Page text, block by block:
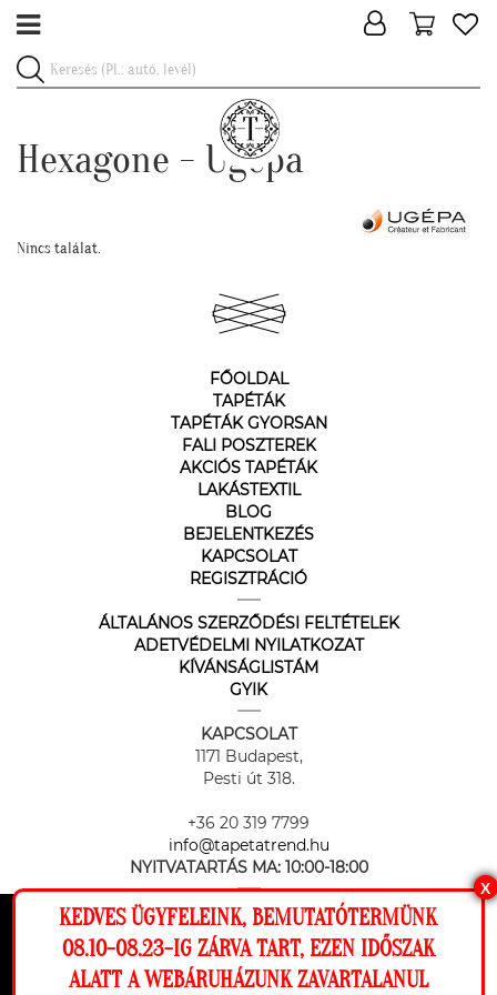
Ez a weboldal cookie-kat használ, hogy a
lehető legjobb élményt nyújtsa honlapunkon.
Hexagone - Ugepa
Nincs találat.
FŐOLDAL
TAPÉTÁK
TAPÉTÁK GYORSAN
FALI POSZTEREK
AKCIÓS TAPÉTÁK
LAKÁSTEXTIL
BLOG
BEJELENTKEZÉS
KAPCSOLAT
REGISZTRÁCIÓ
ÁLTALÁNOS SZERZŐDÉSI FELTÉTELEK
ADETVÉDELMI NYILATKOZAT
KÍVÁNSÁGLISTÁM
GYIK
KAPCSOLAT
1171 Budapest,
Pesti út 318.
+36 20 319 7799
info@tapetatrend.hu
NYITVATARTÁS MA: 10:00-18:00
X
KEDVES ÜGYFELEINK, BEMUTATÓTERMÜNK
08.10-08.23-IG ZÁRVA TART, EZEN IDŐSZAK
ALATT A WEBÁRUHÁZUNK ZAVARTALANUL